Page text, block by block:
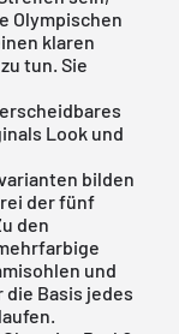
Olympischen
klaren
tun. Sie
Look und
bilden
der fünf
den
und
Basis jedes